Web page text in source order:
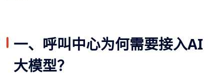
一、呼叫中心为何需要接入AI
大模型？